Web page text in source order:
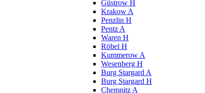
Güstrow H
Krakow A
Penzlin H
Pentz A
Waren H
Röbel H
Kummerow A
Wesenberg H
Burg Stargard A
Burg Stargard H
Chemnitz A